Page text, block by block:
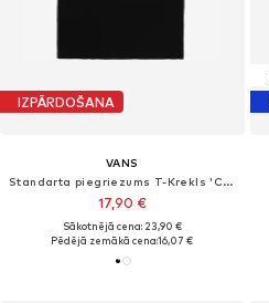
IZPĀRDOŠANA
VANS
Standarta piegriezums T-Krekls 'CLASSIC'
17,90 €
Sākotnējā cena: 23,90 €
Pēdējā zemākā cena:16,07 €